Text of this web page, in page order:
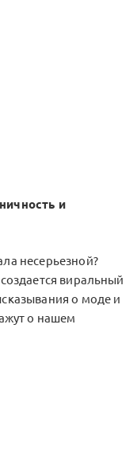
и
несерьезной?
виральный
о моде и
о нашем